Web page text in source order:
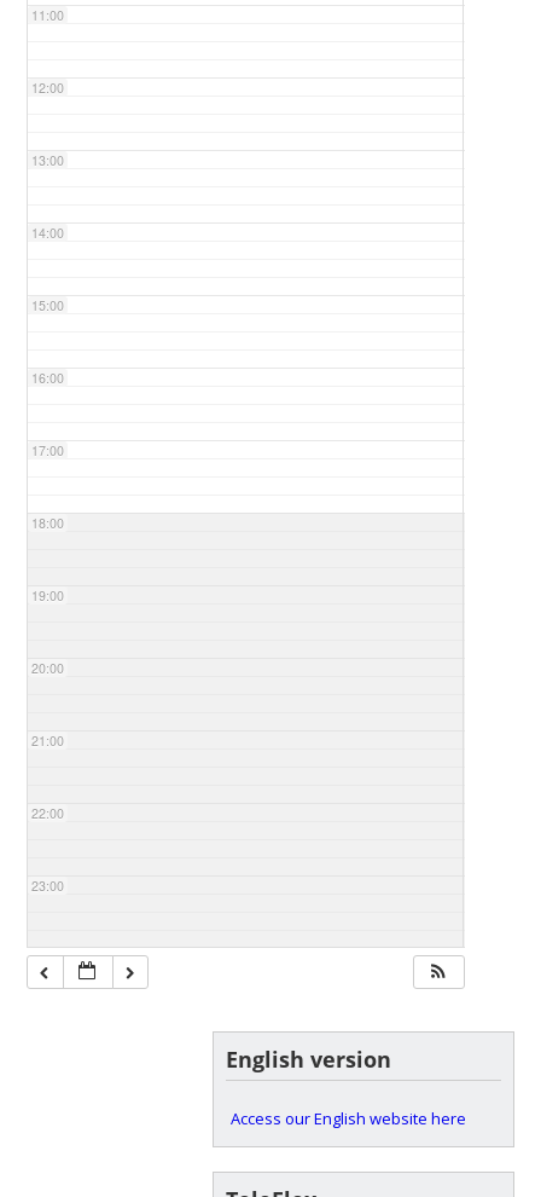
11:00
12:00
13:00
14:00
15:00
16:00
17:00
18:00
19:00
20:00
21:00
22:00
23:00
English version
Access our English website here